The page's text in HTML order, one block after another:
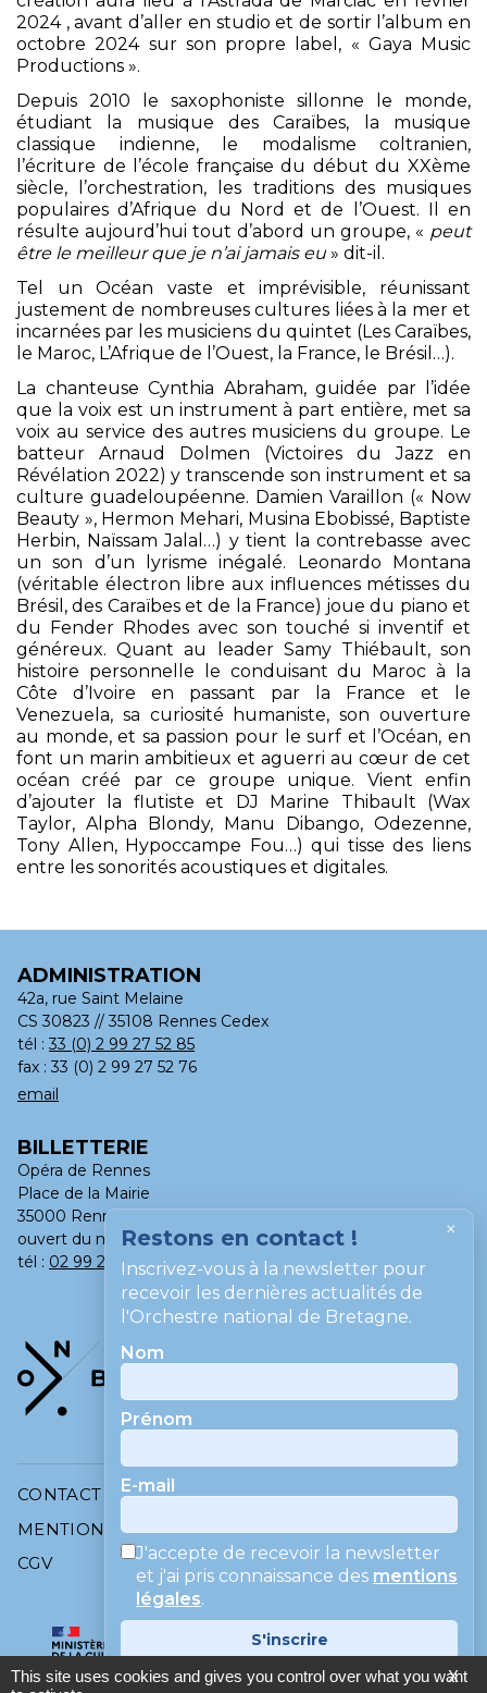
2024 , avant d’aller en studio et de sortir l’album en
octobre 2024 sur son propre label, « Gaya Music
Productions ».
Depuis 2010 le saxophoniste sillonne le monde,
étudiant la musique des Caraïbes, la musique
classique indienne, le modalisme coltranien,
l’écriture de l’école française du début du XXème
siècle, l’orchestration, les traditions des musiques
populaires d’Afrique du Nord et de l’Ouest. Il en
résulte aujourd’hui tout d’abord un groupe, « peut
être le meilleur que je n’ai jamais eu » dit-il.
Tel un Océan vaste et imprévisible, réunissant
justement de nombreuses cultures liées à la mer et
incarnées par les musiciens du quintet (Les Caraïbes,
le Maroc, L’Afrique de l’Ouest, la France, le Brésil…).
La chanteuse Cynthia Abraham, guidée par l’idée
que la voix est un instrument à part entière, met sa
voix au service des autres musiciens du groupe. Le
batteur Arnaud Dolmen (Victoires du Jazz en
Révélation 2022) y transcende son instrument et sa
culture guadeloupéenne. Damien Varaillon (« Now
Beauty », Hermon Mehari, Musina Ebobissé, Baptiste
Herbin, Naïssam Jalal…) y tient la contrebasse avec
un son d’un lyrisme inégalé. Leonardo Montana
(véritable électron libre aux influences métisses du
Brésil, des Caraïbes et de la France) joue du piano et
du Fender Rhodes avec son touché si inventif et
généreux. Quant au leader Samy Thiébault, son
histoire personnelle le conduisant du Maroc à la
Côte d’Ivoire en passant par la France et le
Venezuela, sa curiosité humaniste, son ouverture
au monde, et sa passion pour le surf et l’Océan, en
font un marin ambitieux et aguerri au cœur de cet
océan créé par ce groupe unique. Vient enfin
d’ajouter la flutiste et DJ Marine Thibault (Wax
Taylor, Alpha Blondy, Manu Dibango, Odezenne,
Tony Allen, Hypoccampe Fou…) qui tisse des liens
entre les sonorités acoustiques et digitales.
ADMINISTRATION
42a, rue Saint Melaine
CS 30823 // 35108 Rennes Cedex
tél :33 (0) 2 99 27 52 85
fax : 33 (0) 2 99 27 52 76
email
BILLETTERIE
Opéra de Rennes
Place de la Mairie
35000 Rennes
ouvert du mardi au samedi, de 13h à 18h
tél : 02 99 275 275
CONTACT
MENTIONS LÉGALES
CGV
×
Restons en contact !
Inscrivez-vous à la newsletter pour
recevoir les dernières actualités de
l'Orchestre national de Bretagne.
Nom
Prénom
E-mail
J'accepte de recevoir la newsletter
et j'ai pris connaissance des mentions
légales.
S'inscrire
Vos informations ne sont jamais
X
This site uses cookies and gives you control over what you want